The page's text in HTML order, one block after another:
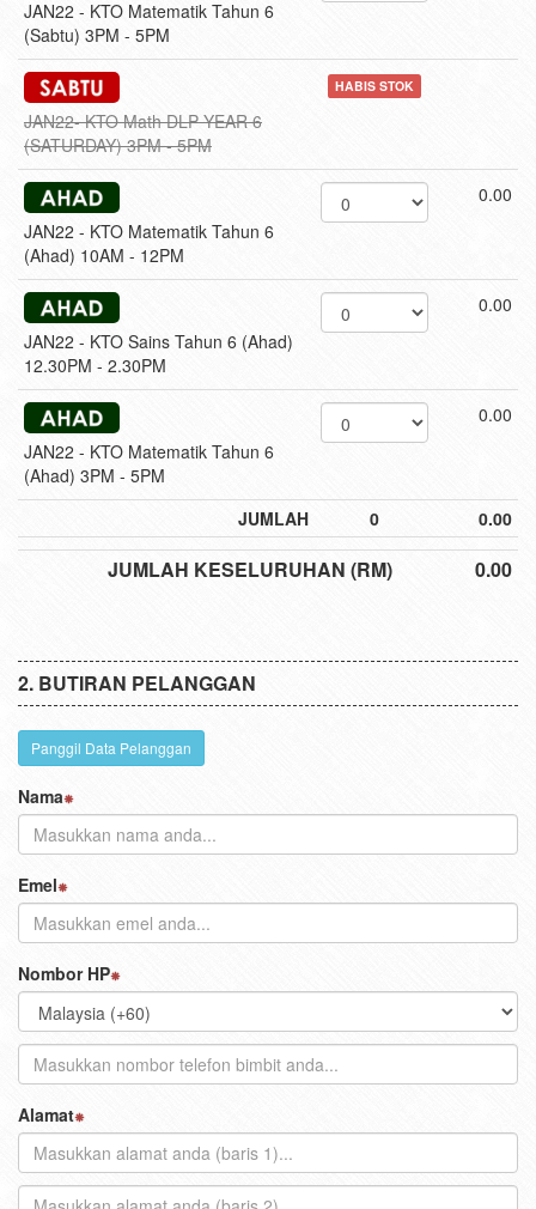
JAN22 - KTO Matematik Tahun 6
(Sabtu) 3PM - 5PM
JAN22- KTO Math DLP YEAR 6
(SATURDAY) 3PM - 5PM
HABIS STOK
JAN22 - KTO Matematik Tahun 6
(Ahad) 10AM - 12PM
0.00
JAN22 - KTO Sains Tahun 6 (Ahad)
12.30PM - 2.30PM
0.00
JAN22 - KTO Matematik Tahun 6
(Ahad) 3PM - 5PM
0.00
JUMLAH 0 0.00
JUMLAH KESELURUHAN (RM) 0.00
BUTIRAN PELANGGAN
Panggil Data Pelanggan
Nama
Emel
Nombor HP
Alamat